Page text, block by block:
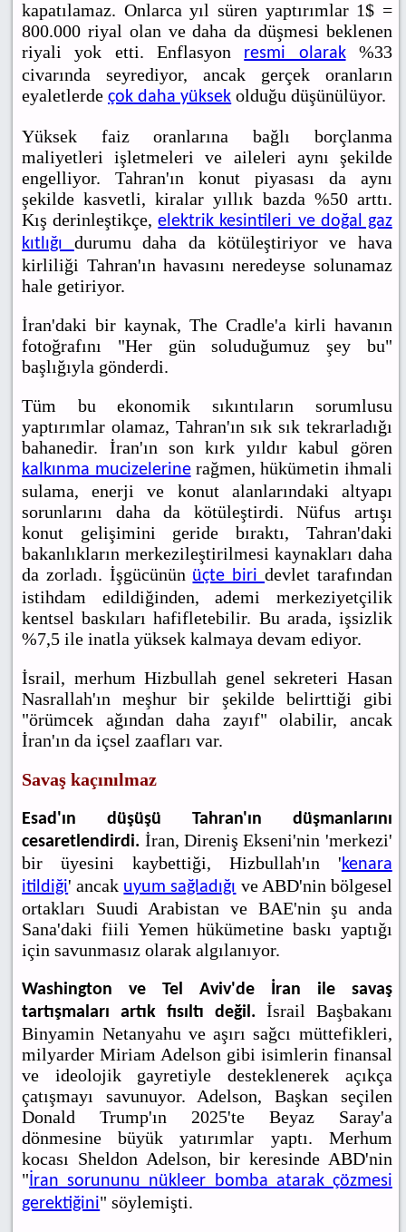
kapatılamaz. Onlarca yıl süren yaptırımlar 1$ =
800.000 riyal olan ve daha da düşmesi beklenen
riyali yok etti. Enflasyon resmi olarak%33
civarında seyrediyor, ancak gerçek oranların
eyaletlerdeçok daha yüksek olduğu düşünülüyor.
Yüksek faiz oranlarına bağlı borçlanma
maliyetleri işletmeleri ve aileleri aynı şekilde
engelliyor. Tahran'ın konut piyasası da aynı
şekilde kasvetli, kiralar yıllık bazda %50 arttı.
Kış derinleştikçe,elektrik kesintileri ve doğal gaz
kıtlığı durumu daha da kötüleştiriyor ve hava
kirliliği Tahran'ın havasını neredeyse solunamaz
hale getiriyor.
İran'daki bir kaynak, The Cradle'a kirli havanın
fotoğrafını "Her gün soluduğumuz şey bu"
başlığıyla gönderdi.
Tüm bu ekonomik sıkıntıların sorumlusu
yaptırımlar olamaz, Tahran'ın sık sık tekrarladığı
bahanedir. İran'ın son kırk yıldır kabul gören
kalkınma mucizelerinerağmen, hükümetin ihmali
sulama, enerji ve konut alanlarındaki altyapı
sorunlarını daha da kötüleştirdi. Nüfus artışı
konut gelişimini geride bıraktı, Tahran'daki
bakanlıkların merkezileştirilmesi kaynakları daha
da zorladı. İşgücünün üçte biridevlet tarafından
istihdam edildiğinden, ademi merkeziyetçilik
kentsel baskıları hafifletebilir. Bu arada, işsizlik
%7,5 ile inatla yüksek kalmaya devam ediyor.
İsrail, merhum Hizbullah genel sekreteri Hasan
Nasrallah'ın meşhur bir şekilde belirttiği gibi
"örümcek ağından daha zayıf" olabilir, ancak
İran'ın da içsel zaafları var.
Savaş kaçınılmaz
Esad'ın düşüşü Tahran'ın düşmanlarını
cesaretlendirdi. İran, Direniş Ekseni'nin 'merkezi'
bir üyesini kaybettiği, Hizbullah'ın 'kenara
itildiği' ancak uyum sağladığı ve ABD'nin bölgesel
ortakları Suudi Arabistan ve BAE'nin şu anda
Sana'daki fiili Yemen hükümetine baskı yaptığı
için savunmasız olarak algılanıyor.
Washington ve Tel Aviv'de İran ile savaş
tartışmaları artık fısıltı değil.İsrail Başbakanı
Binyamin Netanyahu ve aşırı sağcı müttefikleri,
milyarder Miriam Adelson gibi isimlerin finansal
ve ideolojik gayretiyle desteklenerek açıkça
çatışmayı savunuyor. Adelson, Başkan seçilen
Donald Trump'ın 2025'te Beyaz Saray'a
dönmesine büyük yatırımlar yaptı. Merhum
kocası Sheldon Adelson, bir keresinde ABD'nin
"İran sorununu nükleer bomba atarak çözmesi
gerektiğini" söylemişti.